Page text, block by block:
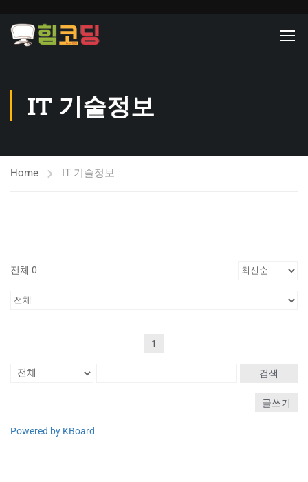
IT 기술정보
Home IT 기술정보
전체 0
1
검색
글쓰기
Powered by KBoard